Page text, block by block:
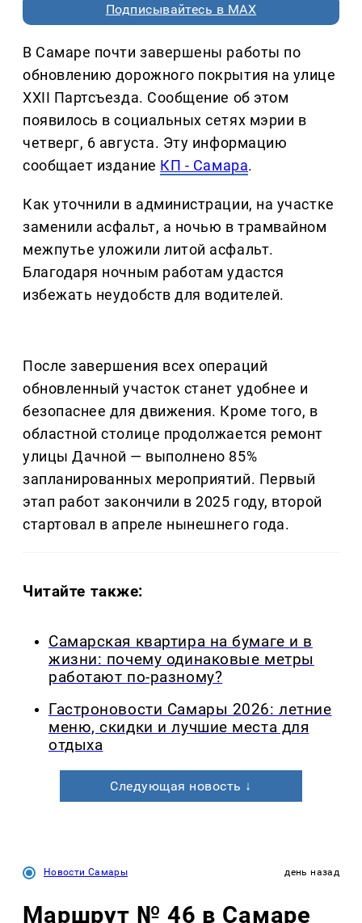
Подписывайтесь в MAX
В Самаре почти завершены работы по
обновлению дорожного покрытия на улице
XXII Партсъезда. Сообщение об этом
появилось в социальных сетях мэрии в
четверг, 6 августа. Эту информацию
сообщает издание КП - Самара.
Как уточнили в администрации, на участке
заменили асфальт, а ночью в трамвайном
межпутье уложили литой асфальт.
Благодаря ночным работам удастся
избежать неудобств для водителей.
После завершения всех операций
обновленный участок станет удобнее и
безопаснее для движения. Кроме того, в
областной столице продолжается ремонт
улицы Дачной — выполнено 85%
запланированных мероприятий. Первый
этап работ закончили в 2025 году, второй
стартовал в апреле нынешнего года.
Читайте также:
Самарская квартира на бумаге и в
жизни: почему одинаковые метры
работают по-разному?
Гастроновости Самары 2026: летние
меню, скидки и лучшие места для
отдыха
Следующая новость ↓
Новости Самары день назад
Маршрут № 46 в Самаре